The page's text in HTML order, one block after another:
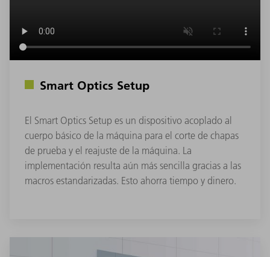
Smart Optics Setup
El Smart Optics Setup es un dispositivo acoplado al
cuerpo básico de la máquina para el corte de chapas
de prueba y el reajuste de la máquina. La
implementación resulta aún más sencilla gracias a las
macros estandarizadas. Esto ahorra tiempo y dinero.